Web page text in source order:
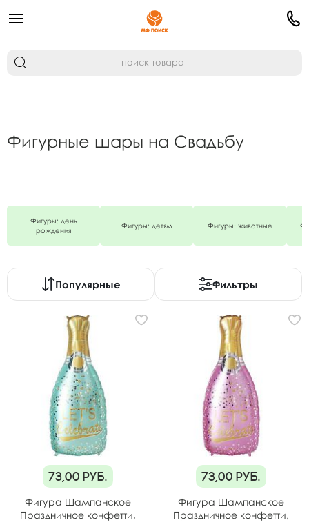
Фигурные шары на Свадьбу
Фигуры: день
рождения
Фигуры: детям Фигуры: животные
Популярные Фильтры
73,00 руб.
Фигура Шампанское
Праздничное конфетти,
73,00 руб.
Фигура Шампанское
Праздничное конфетти,